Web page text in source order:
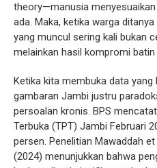
theory—manusia
ada. Maka, ketika warga
yang muncul sering kali bukan
melainkan hasil kompromi batin
Ketika kita membuka data
gambaran Jambi justru
persoalan kronis. BPS
Terbuka (TPT) Jambi Februari
persen. Penelitian Mawaddah
(2024) menunjukkan bahwa